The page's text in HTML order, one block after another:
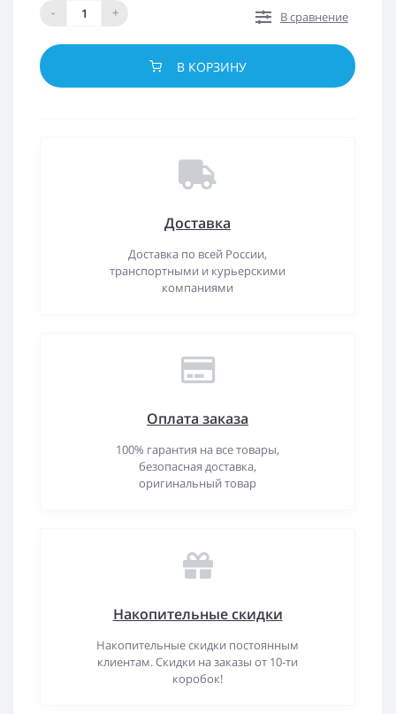
-
+
В сравнение
В КОРЗИНУ
Доставка
Доставка по всей России,
транспортными и курьерскими
компаниями
Оплата заказа
100% гарантия на все товары,
безопасная доставка,
оригинальный товар
Накопительные скидки
Накопительные скидки постоянным
клиентам. Скидки на заказы от 10-ти
коробок!